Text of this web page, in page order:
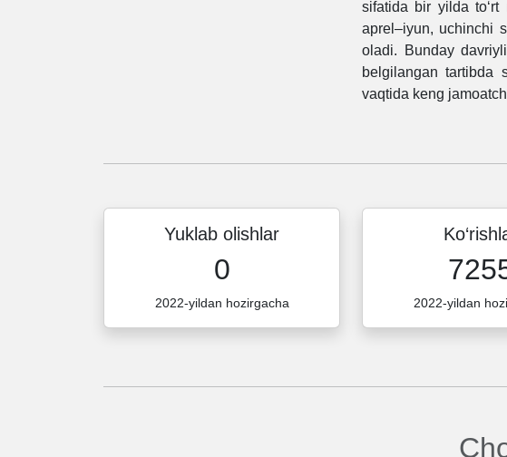
sifatida bir yilda
aprel–iyun, uchinchi
oladi. Bunday
belgilangan tartibda
vaqtida keng
Yuklab olishlar
0
2022-yildan hozirgacha 2022-yildan